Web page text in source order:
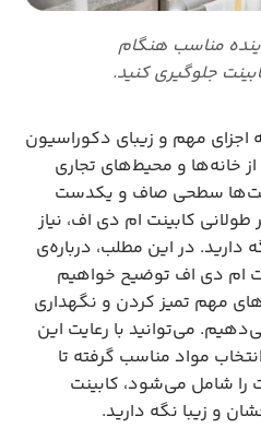
مناسب هنگام
جلوگیری کنید.
اجزای مهم و زیبای دکوراسیون
خانه‌ها و محیط‌های تجاری
سطحی صاف و یکدست
طولانی کابینت ام دی اف، نیاز
در این مطلب، درباره‌ی
ام دی اف توضیح خواهیم
مهم تمیز کردن و نگهداری
می‌توانید با رعایت این
مواد مناسب گرفته تا
را شامل می‌شود، کابینت
و زیبا نگه دارید.